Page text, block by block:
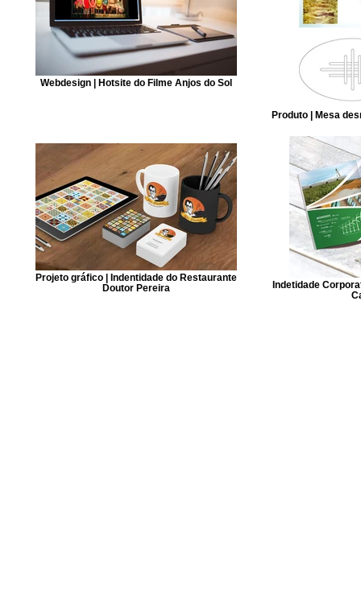
Webdesign | Hotsite do Filme Anjos do Sol
Produto | Mesa
Projeto gráfico | Indentidade do Restaurante
Doutor Pereira
Indetidade